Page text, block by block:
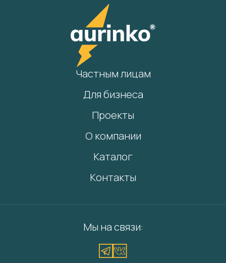
Частным лицам
Для бизнеса
Проекты
О компании
Каталог
Контакты
Мы на связи: